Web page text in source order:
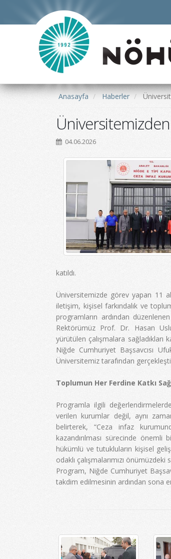
Anasayfa Haberler
04.06.2026
katıldı.
Üniversitemizde görev yapan 11
iletişim, kişisel farkındalık ve
programların ardından
Rektörümüz Prof. Dr. Hasan
yürütülen çalışmalara
Niğde Cumhuriyet Başsavcısı
Üniversitemiz tarafından
Toplumun Her Ferdine Katkı
Programla ilgili
verilen kurumlar değil, aynı
belirterek, “Ceza infaz
kazandırılması sürecinde
hükümlü ve tutukluların kişisel
odaklı çalışmalarımızı
Program, Niğde Cumhuriyet
takdim edilmesinin ardından sona